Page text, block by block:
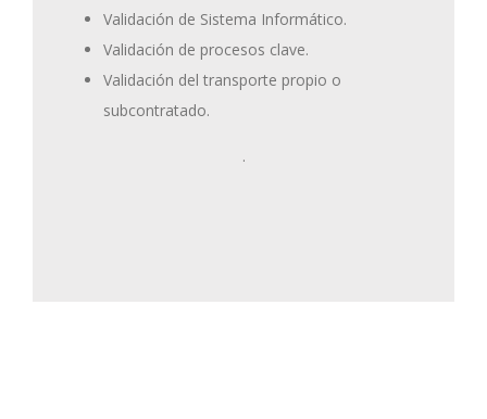
Validación de Sistema Informático.
Validación de procesos clave.
Validación del transporte propio o
subcontratado.
.